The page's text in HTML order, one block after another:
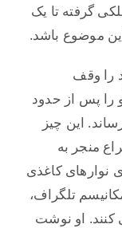
گرفته تا یک
موضوع باشد.
را وقف
را پس از حدود
این چیز
منجر به
کاغذی
تلگراف،
کنند. او نوشت